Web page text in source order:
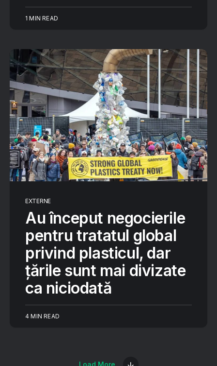
1 MIN READ
EXTERNE
Au început negocierile
pentru tratatul global
privind plasticul, dar
țările sunt mai divizate
ca niciodată
4 MIN READ
Load More